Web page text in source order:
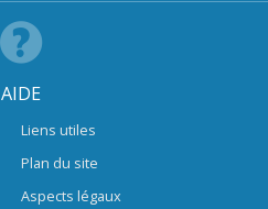
AIDE
Liens utiles
Plan du site
Aspects légaux